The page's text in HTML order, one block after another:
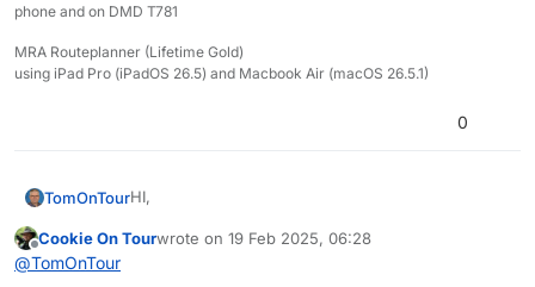
phone and on DMD T781
MRA Routeplanner (Lifetime Gold)
using iPad Pro (iPadOS 26.5) and Macbook Air (macOS 26.5.1)
0
TomOnTourHI,
I was in Norway last year by motorcycle and used
Offline
Cookie On Tourwrote on 19 Feb 2025, 06:28
last edited by
@TomOnTour